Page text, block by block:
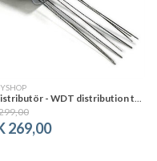
Nåldistributör - WDT distribution tool
269,00
data i följande
OK